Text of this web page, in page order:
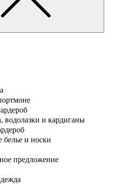
водолазки и кардиганы
белье и носки
предложение